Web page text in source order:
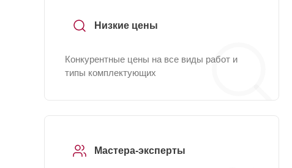
Низкие цены
Конкурентные цены на все виды работ и
типы комплектующих
Мастера-эксперты